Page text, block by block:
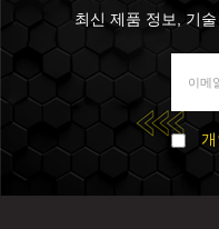
최신 제품 정보, 기